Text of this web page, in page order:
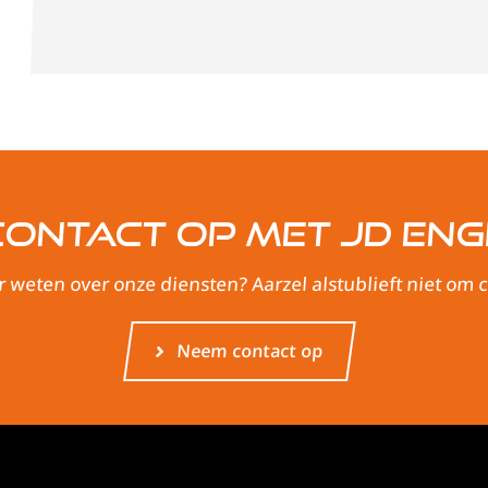
op met JD
over onze diensten? Aarzel alstublieft niet om
Neem contact op